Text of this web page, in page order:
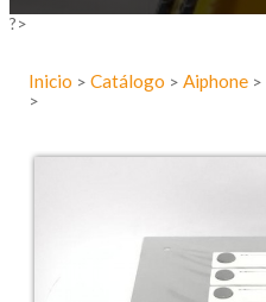
?>
Inicio > Catálogo > Aiphone >
>